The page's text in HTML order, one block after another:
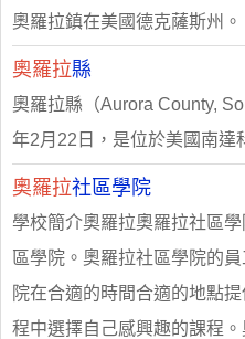
奧羅拉鎮在美國德克薩斯州。
奧羅拉縣
奧羅拉縣（Aurora County,
年2月22日，是位於美國南達
奧羅拉社區學院
學校簡介奧羅拉奧羅拉社區
區學院。奧羅拉社區學院的
院在合適的時間合適的地點
程中選擇自己感興趣的課程